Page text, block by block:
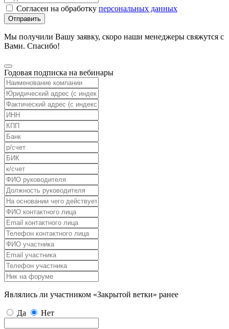
Согласен на обработку персональных данных
Отправить
Мы получили Вашу заявку, скоро наши менеджеры свяжутся с
Вами. Спасибо!
Годовая подписка на вебинары
Являлись ли участником «Закрытой ветки» ранее
Да Нет